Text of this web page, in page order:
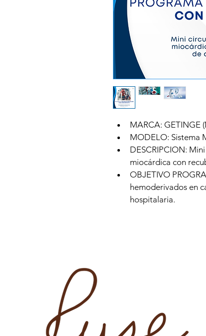
MARCA: GETINGE
MODELO: Sistema
DESCRIPCION:
miocárdica con
OBJETIVO
hemoderivados en
hospitalaria.